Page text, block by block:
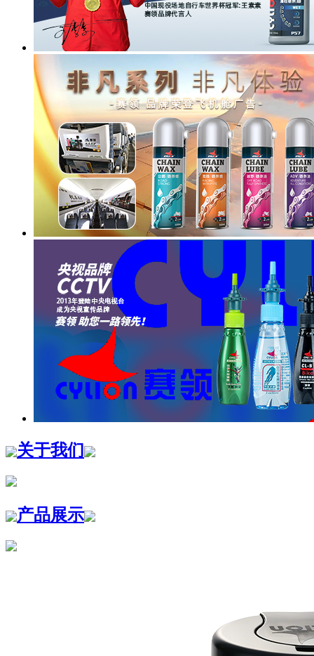
关于我们
产品展示